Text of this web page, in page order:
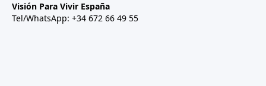
Visión Para Vivir España
Tel/WhatsApp: +34 672 66 49 55